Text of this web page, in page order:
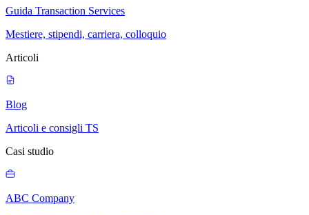
Guida Transaction Services
Mestiere, stipendi, carriera, colloquio
Articoli
Blog
Articoli e consigli TS
Casi studio
ABC Company